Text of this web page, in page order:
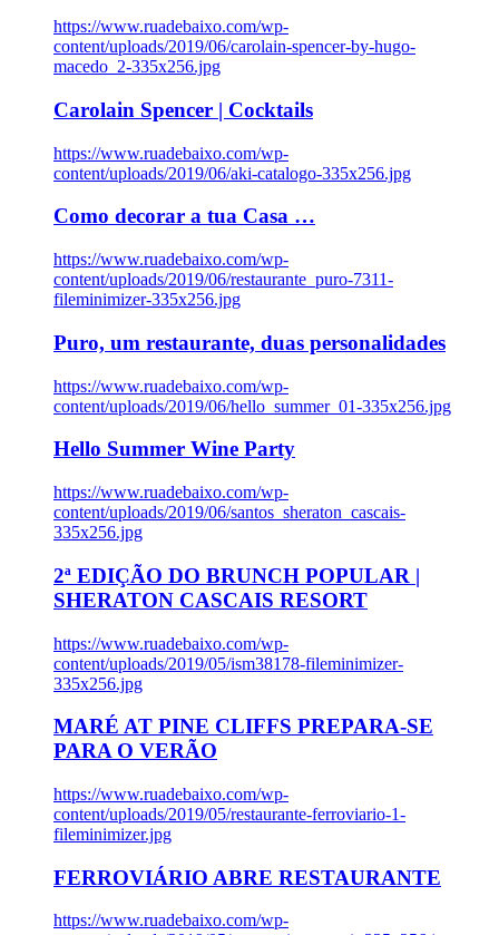
https://www.ruadebaixo.com/wp-
content/uploads/2019/06/carolain-spencer-by-hugo-
macedo_2-335x256.jpg
Carolain Spencer | Cocktails
https://www.ruadebaixo.com/wp-
content/uploads/2019/06/aki-catalogo-335x256.jpg
Como decorar a tua Casa …
https://www.ruadebaixo.com/wp-
content/uploads/2019/06/restaurante_puro-7311-
fileminimizer-335x256.jpg
Puro, um restaurante, duas personalidades
https://www.ruadebaixo.com/wp-
content/uploads/2019/06/hello_summer_01-335x256.jpg
Hello Summer Wine Party
https://www.ruadebaixo.com/wp-
content/uploads/2019/06/santos_sheraton_cascais-
335x256.jpg
2ª EDIÇÃO DO BRUNCH POPULAR |
SHERATON CASCAIS RESORT
https://www.ruadebaixo.com/wp-
content/uploads/2019/05/ism38178-fileminimizer-
335x256.jpg
MARÉ AT PINE CLIFFS PREPARA-SE
PARA O VERÃO
https://www.ruadebaixo.com/wp-
content/uploads/2019/05/restaurante-ferroviario-1-
fileminimizer.jpg
FERROVIÁRIO ABRE RESTAURANTE
https://www.ruadebaixo.com/wp-